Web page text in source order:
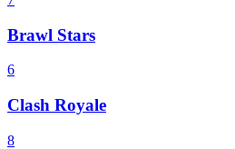
Brawl Stars
6
Clash Royale
8